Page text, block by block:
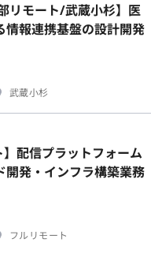
リモート/武蔵小杉】医
情報連携基盤の設計開発
武蔵小杉
配信プラットフォーム
開発・インフラ構築業務
フルリモート